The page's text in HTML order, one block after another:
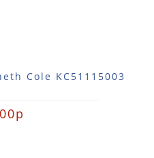
Cole KC51115003